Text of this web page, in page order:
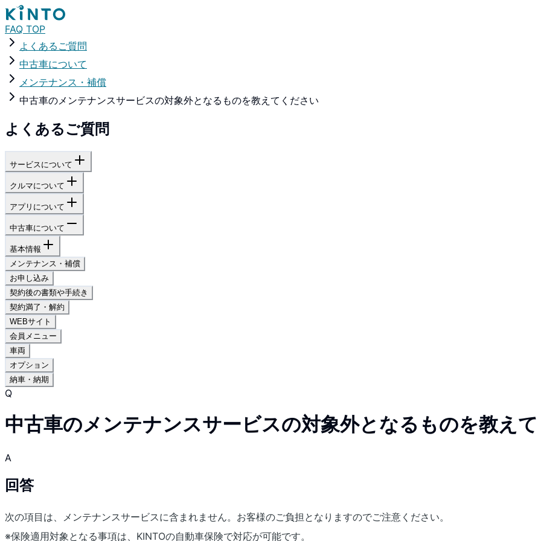
FAQ TOP
よくあるご質問
中古車について
メンテナンス・補償
中古車のメンテナンスサービスの対象外となるものを教えてください
よくあるご質問
サービスについて
クルマについて
アプリについて
中古車について
基本情報
メンテナンス・補償
お申し込み
契約後の書類や手続き
契約満了・解約
WEBサイト
会員メニュー
車両
オプション
納車・納期
Q
中古車のメンテナンスサービスの対象外となるものを教え
A
回答
次の項目は、メンテナンスサービスに含まれません。お客様のご負担となりますのでご注意ください。
※保険適用対象となる事項は、KINTOの自動車保険で対応が可能です。